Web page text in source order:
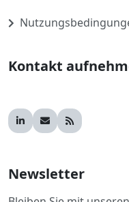
Kontakt
Newsletter